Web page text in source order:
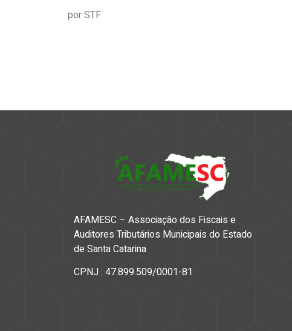
por STF
AFAMESC – Associação dos Fiscais e
Auditores Tributários Municipais do Estado
de Santa Catarina
CPNJ : 47.899.509/0001-81